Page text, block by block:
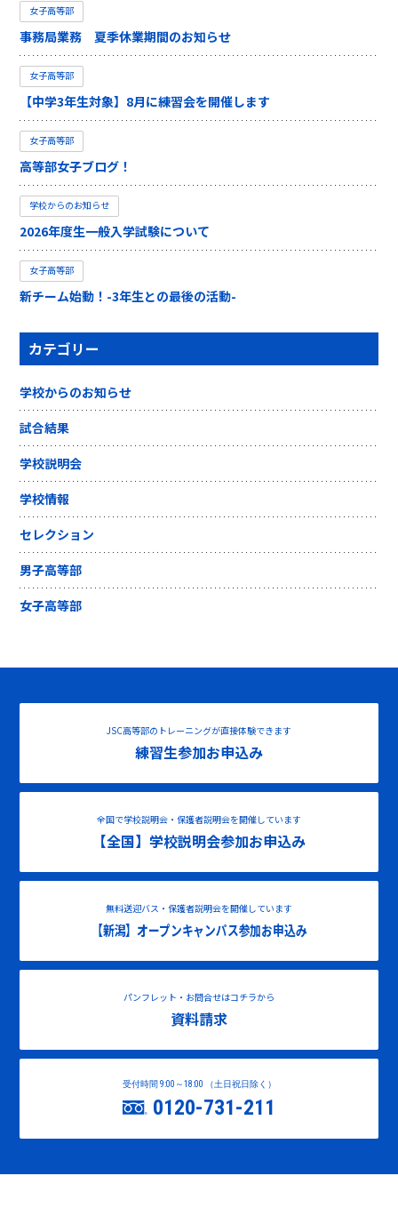
女子高等部
事務局業務 夏季休業期間のお知らせ
女子高等部
【中学3年生対象】8月に練習会を開催します
女子高等部
高等部女子ブログ！
学校からのお知らせ
2026年度生一般入学試験について
女子高等部
新チーム始動！-3年生との最後の活動-
カテゴリー
学校からのお知らせ
試合結果
学校説明会
学校情報
セレクション
男子高等部
女子高等部
JSC高等部のトレーニングが直接体験できます
練習生参加お申込み
全国で学校説明会・保護者説明会を開催しています
【全国】学校説明会参加お申込み
無料送迎バス・保護者説明会を開催しています
【新潟】オープンキャンパス参加お申込み
パンフレット・お問合せはコチラから
資料請求
受付時間 9:00～18:00 （土日祝日除く）
0120-731-211